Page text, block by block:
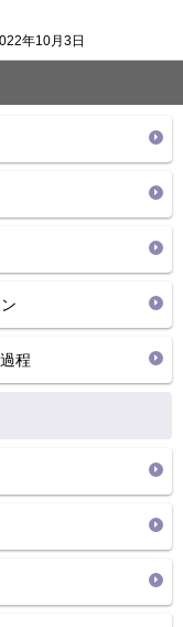
年10月3日
程